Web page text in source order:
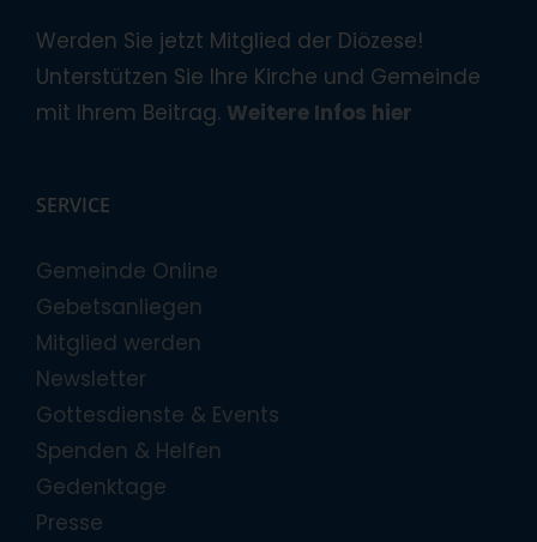
Werden Sie jetzt Mitglied der Diözese!
Unterstützen Sie Ihre Kirche und Gemeinde
mit Ihrem Beitrag. Weitere Infos hier
SERVICE
Gemeinde Online
Gebetsanliegen
Mitglied werden
Newsletter
Gottesdienste & Events
Spenden & Helfen
Gedenktage
Presse